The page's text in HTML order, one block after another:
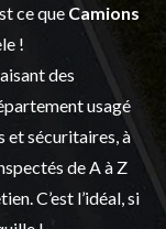
ce que Camions
!
des
usagé
et sécuritaires, à
de A à Z
. C’est l’idéal, si